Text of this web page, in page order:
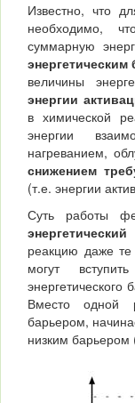
Известно, что
необходимо,
суммарную
величины
энергии
в химической
энергии
нагреванием,
снижением
(т.е. энергии
Суть работы
реакцию даже
могут
энергетического
Вместо одной
барьером,
низким барьером